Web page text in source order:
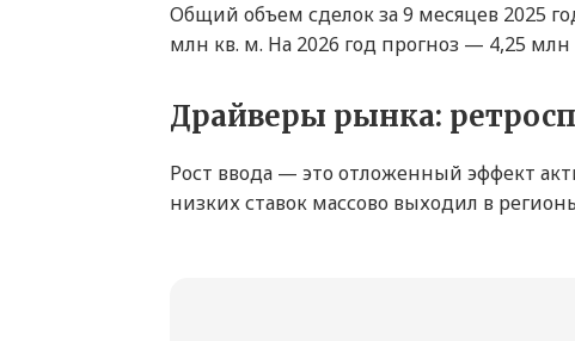
Общий объем сделок за 9 месяцев 2025
млн кв. м. На 2026 год прогноз — 4,25
Драйверы рынка:
Рост ввода — это отложенный эффект
низких ставок массово выходил в